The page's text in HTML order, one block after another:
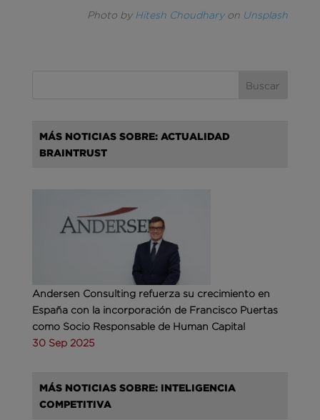
Photo by Hitesh Choudharyon Unsplash
MÁS NOTICIAS SOBRE: ACTUALIDAD
BRAINTRUST
Andersen Consulting refuerza su crecimiento en
España con la incorporación de Francisco Puertas
como Socio Responsable de Human Capital
30 Sep 2025
MÁS NOTICIAS SOBRE: INTELIGENCIA
COMPETITIVA